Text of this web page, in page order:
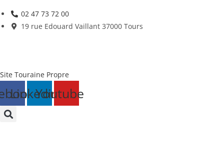
Skip
to
02 47 73 72 00
19 rue Edouard Vaillant 37000 Tours
Site Touraine Propre
LinkedinYoutube